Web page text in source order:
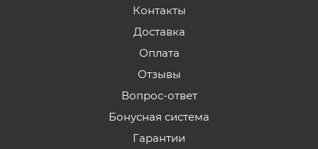
Контакты
Доставка
Оплата
Отзывы
Вопрос-ответ
Бонусная система
Гарантии